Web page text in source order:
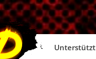
Skip